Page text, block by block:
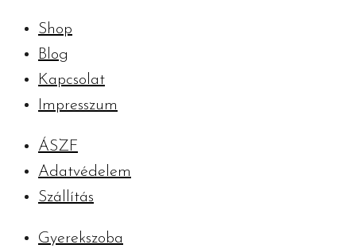
Shop
Blog
Kapcsolat
Impresszum
ÁSZF
Adatvédelem
Szállítás
Gyerekszoba